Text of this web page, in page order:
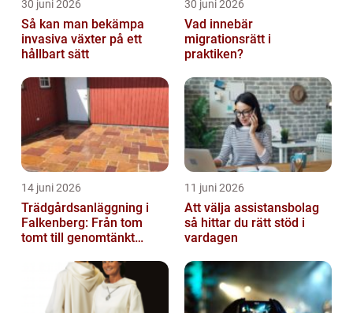
30 juni 2026
Så kan man bekämpa
invasiva växter på ett
hållbart sätt
30 juni 2026
Vad innebär
migrationsrätt i
praktiken?
14 juni 2026
Trädgårdsanläggning i
Falkenberg: Från tom
tomt till genomtänkt
11 juni 2026
Att välja assistansbolag
så hittar du rätt stöd i
vardagen